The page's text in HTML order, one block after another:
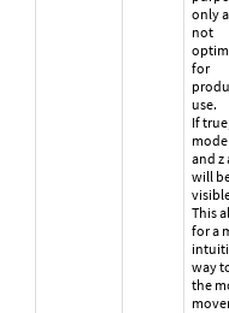
only
not
for
use.
If
and z
will
This
for a
way
the